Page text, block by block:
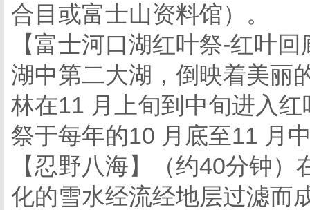
合目或富士山资料馆）。
【富士河口湖红叶祭-红叶
湖中第二大湖，倒映着美丽
林在11 月上旬到中旬进入
祭于每年的10 月底至11 月
【忍野八海】（约40分钟
化的雪水经流经地层过滤而